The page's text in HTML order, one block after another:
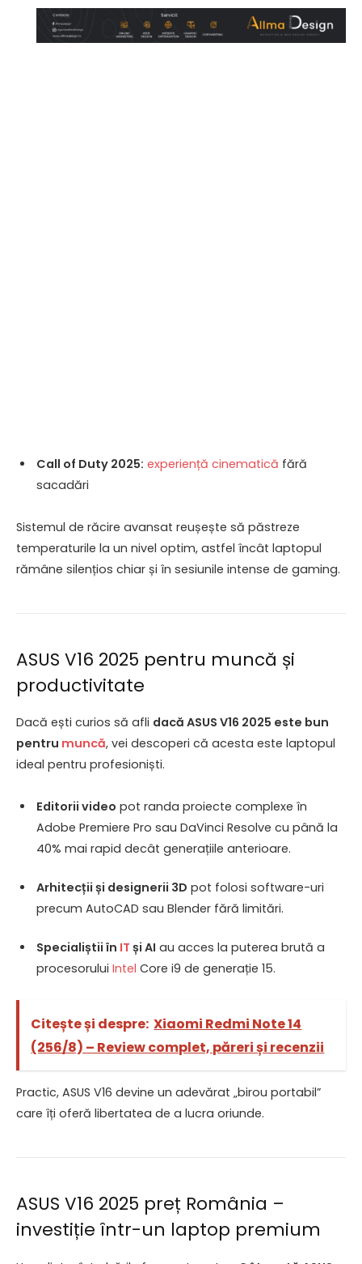
Call of Duty 2025: experiență cinematică fără
sacadări
Sistemul de răcire avansat reușește să păstreze
temperaturile la un nivel optim, astfel încât laptopul
rămâne silențios chiar și în sesiunile intense de gaming.
ASUS V16 2025 pentru muncă și
productivitate
Dacă ești curios să afli dacă ASUS V16 2025 este bun
pentru muncă, vei descoperi că acesta este laptopul
ideal pentru profesioniști.
Editorii video pot randa proiecte complexe în
Adobe Premiere Pro sau DaVinci Resolve cu până la
40% mai rapid decât generațiile anterioare.
Arhitecții și designerii 3D pot folosi software-uri
precum AutoCAD sau Blender fără limitări.
Specialiștii în IT și AI au acces la puterea brută a
procesorului Intel Core i9 de generație 15.
Citește și despre: Xiaomi Redmi Note 14
(256/8) – Review complet, păreri și recenzii
Practic, ASUS V16 devine un adevărat „birou portabil”
care îți oferă libertatea de a lucra oriunde.
ASUS V16 2025 preț România –
investiție într-un laptop premium